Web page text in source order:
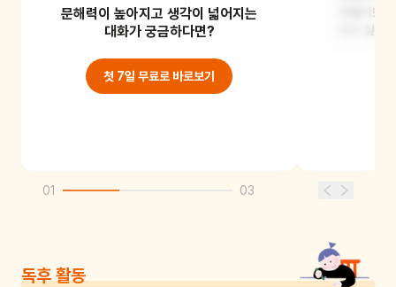
무서워했어요.
문해력이 높아지고 생각이 넓어지는
대화가 궁금하다면?
첫 7일 무료로 바로보기
두렵기도
되고 싶어
01 03
독후 활동